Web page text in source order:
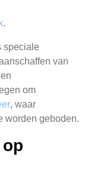
.
speciale
van
om
, waar
worden geboden.